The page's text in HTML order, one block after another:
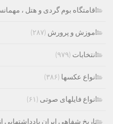
اقامتگاه بوم گردی و هتل ،
اموزش و پرورش (۲۸۷)
انتخابات (۹۷۹)
انواع عکسها (۳۸۶)
انواع فایلهای صوتی (۶۱)
تاریخ شفاهی ایران